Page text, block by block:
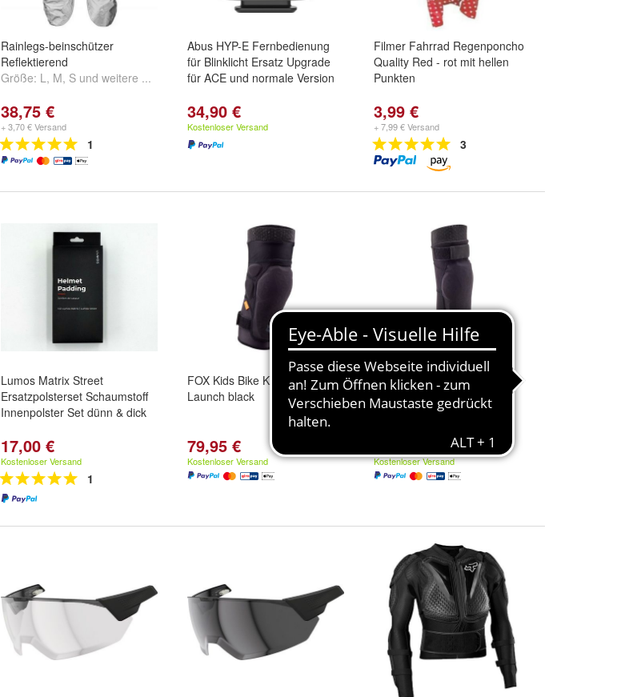
Rainlegs-beinschützer
Reflektierend
Größe: L, M, S und weitere ...
38,75 €
+ 3,70 € Versand
1
Abus HYP-E Fernbedienung
für Blinklicht Ersatz Upgrade
für ACE und normale Version
34,90 €
Kostenloser Versand
Filmer Fahrrad Regenponcho
Quality Red - rot mit hellen
Punkten
3,99 €
+ 7,99 € Versand
3
Lumos Matrix Street
Ersatzpolsterset Schaumstoff
Innenpolster Set dünn & dick
17,00 €
Kostenloser Versand
1
FOX Kids Bike Knie Protektor
Launch black
79,95 €
Kostenloser Versand
FOX Kids Bike Ellenbogen
Protektor Launch black
Kostenloser Versand